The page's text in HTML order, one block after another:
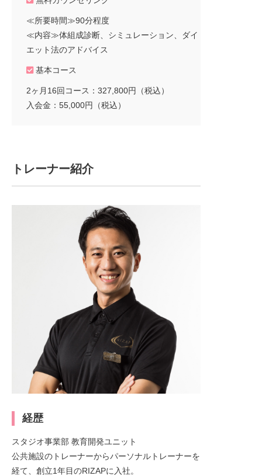
≪所要時間≫90分程度
≪内容≫体組成診断、シミュレーション、ダイ
エット法のアドバイス
基本コース
2ヶ月16回コース：327,800円（税込）
入会金：55,000円（税込）
トレーナー紹介
経歴
スタジオ事業部 教育開発ユニット
公共施設のトレーナーからパーソナルトレーナーを
経て、創立1年目のRIZAPに入社。